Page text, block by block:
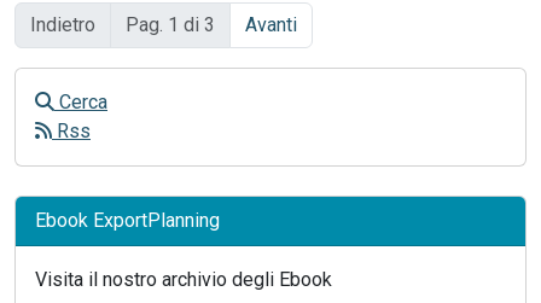
Indietro Pag. 1 di 3 Avanti
Cerca
Rss
Ebook ExportPlanning
Visita il nostro archivio degli Ebook